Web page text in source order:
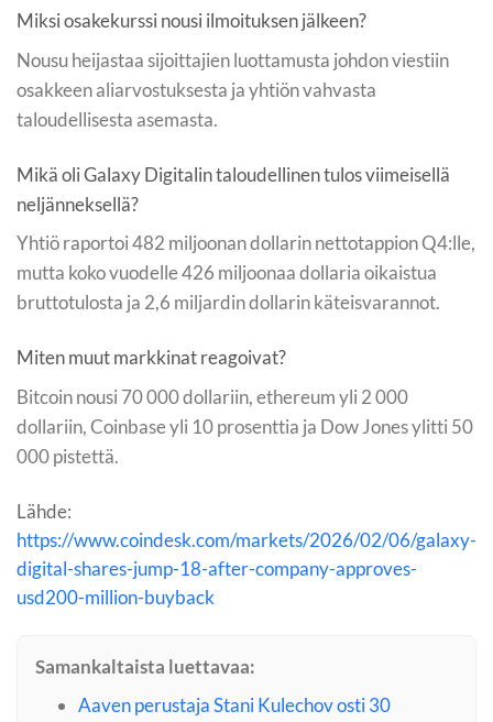
Miksi osakekurssi nousi ilmoituksen jälkeen?
Nousu heijastaa sijoittajien luottamusta johdon viestiin
osakkeen aliarvostuksesta ja yhtiön vahvasta
taloudellisesta asemasta.
Mikä oli Galaxy Digitalin taloudellinen tulos viimeisellä
neljänneksellä?
Yhtiö raportoi 482 miljoonan dollarin nettotappion Q4:lle,
mutta koko vuodelle 426 miljoonaa dollaria oikaistua
bruttotulosta ja 2,6 miljardin dollarin käteisvarannot.
Miten muut markkinat reagoivat?
Bitcoin nousi 70 000 dollariin, ethereum yli 2 000
dollariin, Coinbase yli 10 prosenttia ja Dow Jones ylitti 50
000 pistettä.
Lähde:
https://www.coindesk.com/markets/2026/02/06/galaxy-
digital-shares-jump-18-after-company-approves-
usd200-million-buyback
Samankaltaista luettavaa:
Aaven perustaja Stani Kulechov osti 30